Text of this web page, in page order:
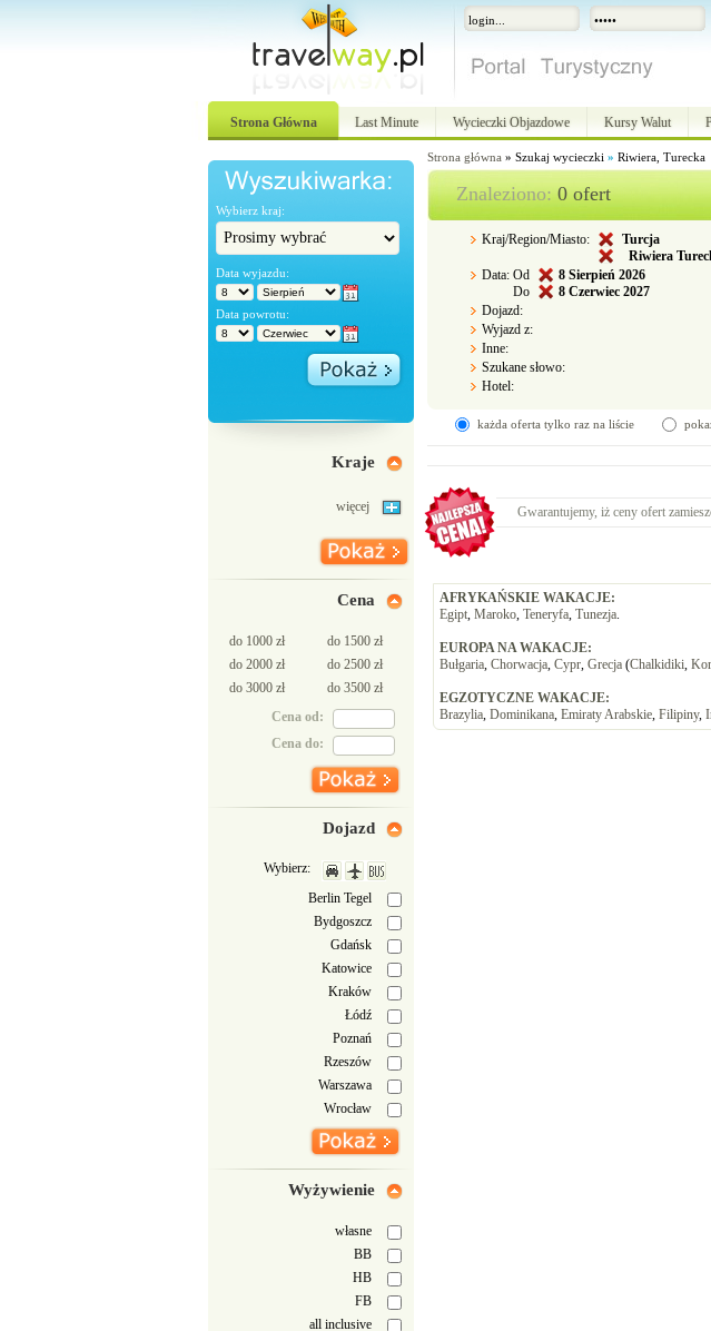
Strona Główna Last Minute Wycieczki Objazdowe Kursy Walut
Wybierz kraj:
Data wyjazdu:
Data powrotu:
Kraje
więcej
Cena
do 1000 zł
do 1500 zł
do 2000 zł
do 2500 zł
do 3000 zł
do 3500 zł
Cena od:
Cena do:
Dojazd
Wybierz:
Berlin Tegel
Bydgoszcz
Gdańsk
Katowice
Kraków
Łódź
Poznań
Rzeszów
Warszawa
Wrocław
Wyżywienie
własne
BB
HB
FB
all inclusive
Strona główna » Szukaj wycieczki » Riwiera, Turecka
Znaleziono:0 ofert
Kraj/Region/Miasto:
Turcja
Riwiera
Data: Od 8 Sierpień 2026
Do
8 Czerwiec 2027
Dojazd:
Wyjazd z:
Inne:
Szukane słowo:
Hotel:
każda oferta tylko raz na liście
Gwarantujemy, iż ceny ofert
AFRYKAŃSKIE WAKACJE:
Egipt, Maroko, Teneryfa, Tunezja.
EUROPA NA WAKACJE:
Bułgaria, Chorwacja, Cypr, Grecja (Chalkidiki,
EGZOTYCZNE WAKACJE:
Brazylia, Dominikana, Emiraty Arabskie, Filipiny,